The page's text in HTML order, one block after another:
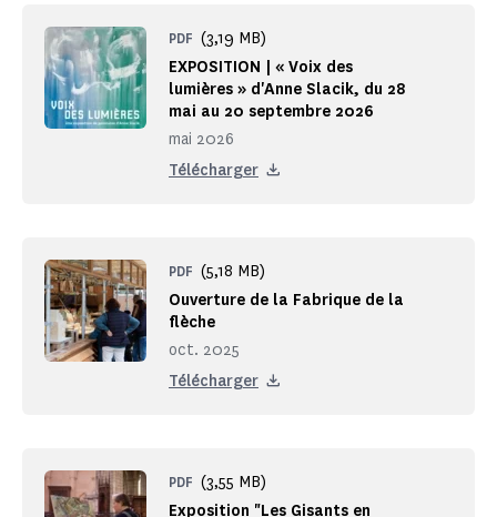
EXPOSITION | « Voix des
lumières » d'Anne Slacik, du 28
mai au 20 septembre 2026
mai 2026
PDF (3,19 MB)
Télécharger
Ouverture de la Fabrique de la
flèche
oct. 2025
PDF (5,18 MB)
Télécharger
Exposition "Les Gisants en
PDF (3,55 MB)